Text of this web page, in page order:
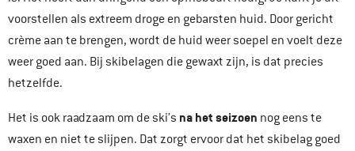
voorstellen als extreem droge en gebarsten huid. Door gericht
crème aan te brengen, wordt de huid weer soepel en voelt deze
weer goed aan. Bij skibelagen die gewaxt zijn, is dat precies
hetzelfde.
Het is ook raadzaam om de ski’s na het seizoen nog eens te
waxen en niet te slijpen. Dat zorgt ervoor dat het skibelag goed